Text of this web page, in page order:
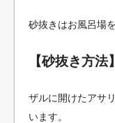
砂抜きはお風呂場
【砂抜き方法】
ザルに開けたアサ
います。